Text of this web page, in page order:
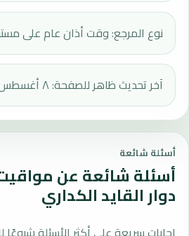
نوع المرجع: وقت أذان عام على
آخر تحديث ظاهر للصفحة: ٨ أغسطس ٢٠٢٦ في ١٢:١٦ ص.
أسئلة شائعة
أسئلة شائعة عن
دوار القايد الكداري